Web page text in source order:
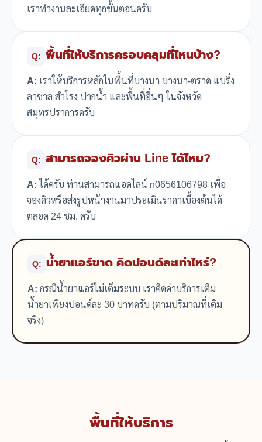
เราทำงานละเอียดทุกขั้นตอนครับ
Q: พื้นที่ให้บริการครอบคลุมที่ไหนบ้าง?
A: เราให้บริการหลักในพื้นที่บางนา บางนา-ตราด แบริ่ง
ลาซาล สำโรง ปากน้ำ และพื้นที่อื่นๆ ในจังหวัด
สมุทรปราการครับ
Q: สามารถจองคิวผ่าน Line ได้ไหม?
A:ได้ครับ ท่านสามารถแอดไลน์ n0656106798 เพื่อ
จองคิวหรือส่งรูปหน้างานมาประเมินราคาเบื้องต้นได้
ตลอด 24 ชม. ครับ
Q: น้ำยาแอร์ขาด คิดปอนด์ละเท่าไหร่?
A: กรณีน้ำยาแอร์ไม่เต็มระบบ เราคิดค่าบริการเติม
น้ำยาเพียงปอนด์ละ 30 บาทครับ (ตามปริมาณที่เติม
จริง)
พื้นที่ให้บริการ